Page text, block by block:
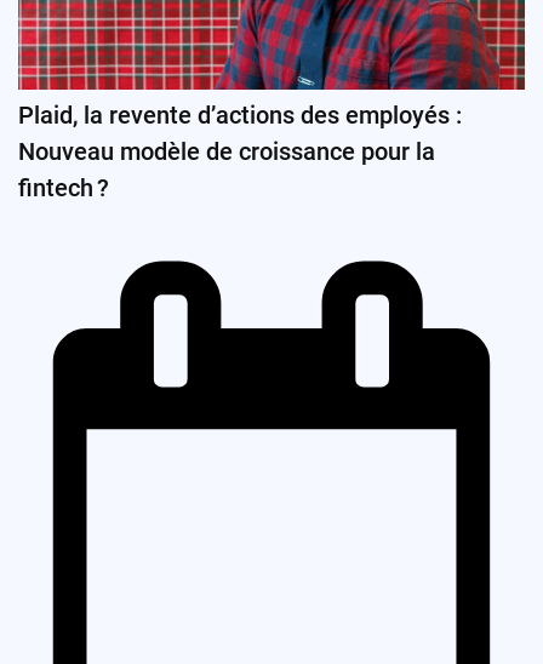
Plaid, la revente d’actions des employés :
Nouveau modèle de croissance pour la
fintech ?